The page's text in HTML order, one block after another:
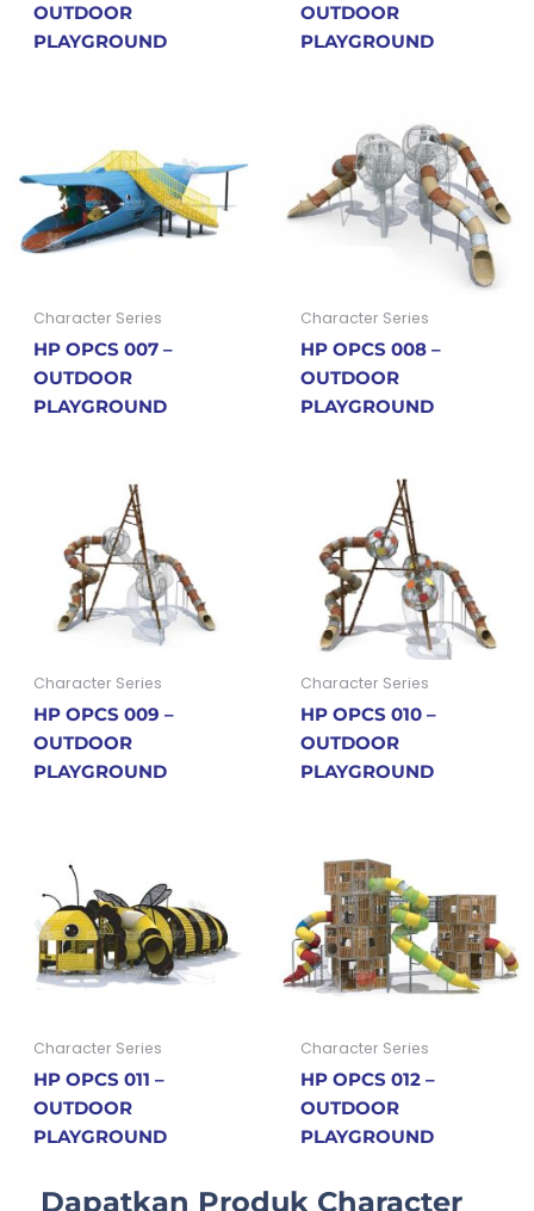
OUTDOOR
PLAYGROUND
OUTDOOR
PLAYGROUND
Character Series
HP OPCS 007 –
OUTDOOR
PLAYGROUND
Character Series
HP OPCS 008 –
OUTDOOR
PLAYGROUND
Character Series
HP OPCS 009 –
OUTDOOR
PLAYGROUND
Character Series
HP OPCS 010 –
OUTDOOR
PLAYGROUND
Character Series
HP OPCS 011 –
OUTDOOR
PLAYGROUND
Character Series
HP OPCS 012 –
OUTDOOR
PLAYGROUND
Dapatkan Produk Character